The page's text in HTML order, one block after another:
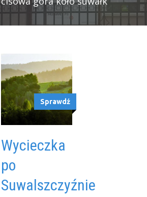
Sprawdź
Wycieczka
po
Suwalszczyźnie